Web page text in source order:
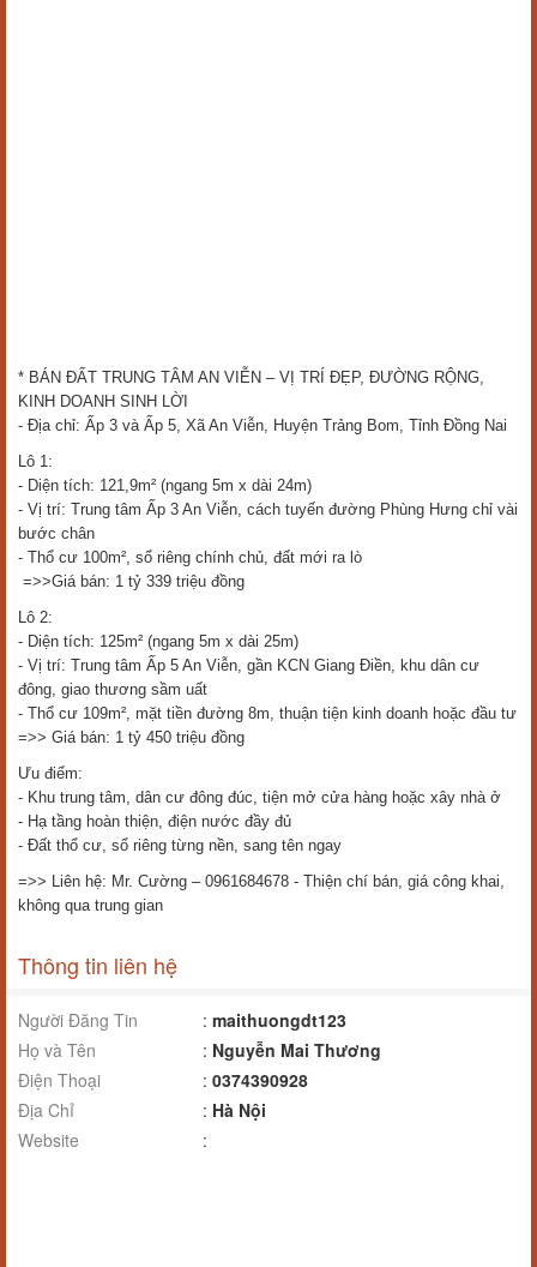
* BÁN ĐẤT TRUNG TÂM AN VIỄN – VỊ TRÍ ĐẸP, ĐƯỜNG RỘNG,
KINH DOANH SINH LỜI
- Địa chỉ: Ấp 3 và Ấp 5, Xã An Viễn, Huyện Trảng Bom, Tỉnh Đồng Nai
Lô 1:
- Diện tích: 121,9m² (ngang 5m x dài 24m)
- Vị trí: Trung tâm Ấp 3 An Viễn, cách tuyến đường Phùng Hưng chỉ vài
bước chân
- Thổ cư 100m², sổ riêng chính chủ, đất mới ra lò
=>>Giá bán: 1 tỷ 339 triệu đồng
Lô 2:
- Diện tích: 125m² (ngang 5m x dài 25m)
- Vị trí: Trung tâm Ấp 5 An Viễn, gần KCN Giang Điền, khu dân cư
đông, giao thương sầm uất
- Thổ cư 109m², mặt tiền đường 8m, thuận tiện kinh doanh hoặc đầu tư
=>> Giá bán: 1 tỷ 450 triệu đồng
Ưu điểm:
- Khu trung tâm, dân cư đông đúc, tiện mở cửa hàng hoặc xây nhà ở
- Hạ tầng hoàn thiện, điện nước đầy đủ
- Đất thổ cư, sổ riêng từng nền, sang tên ngay
=>> Liên hệ: Mr. Cường – 0961684678 - Thiện chí bán, giá công khai,
không qua trung gian
Thông tin liên hệ
Người Đăng Tin : maithuongdt123
Họ và Tên
: Nguyễn Mai Thương
Điện Thoại
: 0374390928
Địa Chỉ
: Hà Nội
Website
: